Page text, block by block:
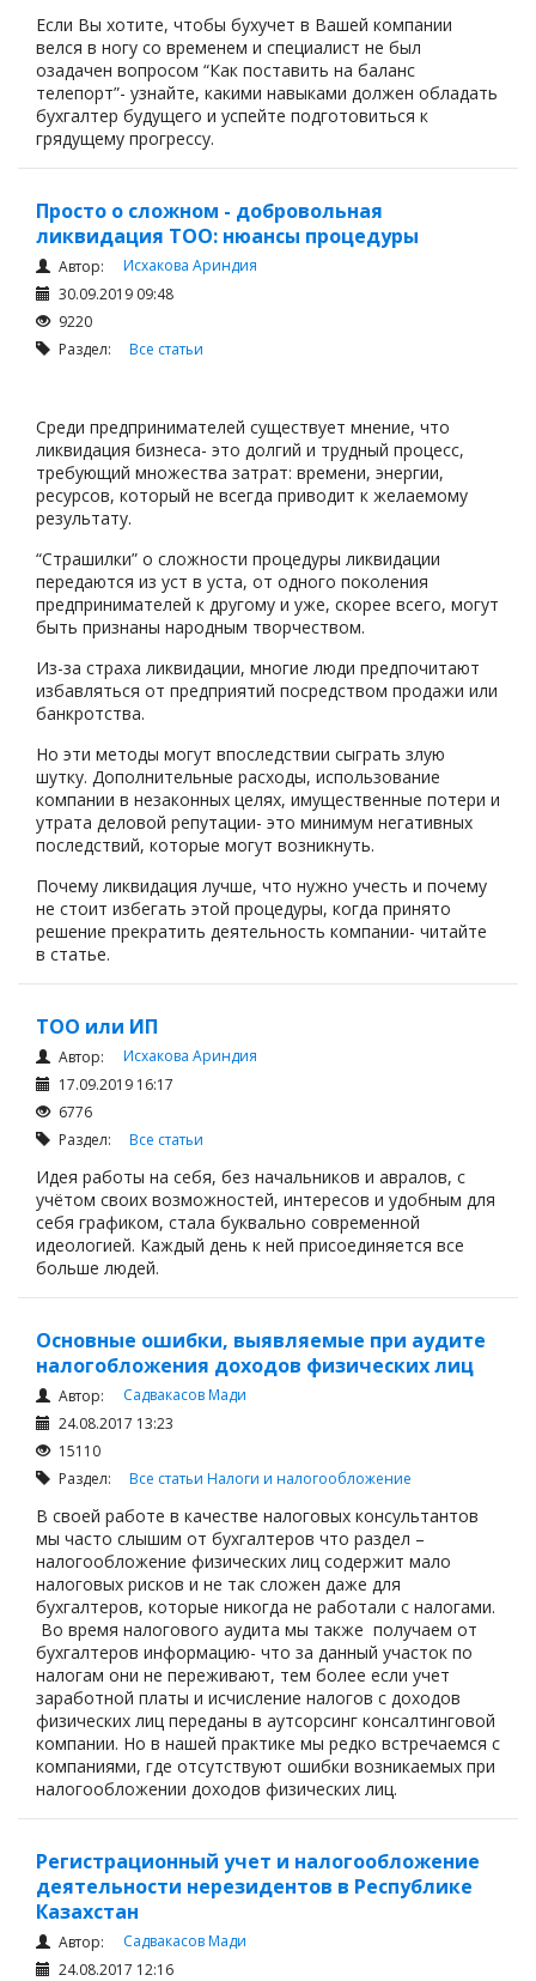
Если Вы хотите, чтобы бухучет в Вашей компании
велся в ногу со временем и специалист не был
озадачен вопросом “Как поставить на баланс
телепорт”- узнайте, какими навыками должен обладать
бухгалтер будущего и успейте подготовиться к
грядущему прогрессу.
Просто о сложном - добровольная
ликвидация ТОО: нюансы процедуры
Автор:
Исхакова Ариндия
30.09.2019 09:48
9220
Раздел: Все статьи
Среди предпринимателей существует мнение, что
ликвидация бизнеса- это долгий и трудный процесс,
требующий множества затрат: времени, энергии,
ресурсов, который не всегда приводит к желаемому
результату.
“Страшилки” о сложности процедуры ликвидации
передаются из уст в уста, от одного поколения
предпринимателей к другому и уже, скорее всего, могут
быть признаны народным творчеством.
Из-за страха ликвидации, многие люди предпочитают
избавляться от предприятий посредством продажи или
банкротства.
Но эти методы могут впоследствии сыграть злую
шутку. Дополнительные расходы, использование
компании в незаконных целях, имущественные потери и
утрата деловой репутации- это минимум негативных
последствий, которые могут возникнуть.
Почему ликвидация лучше, что нужно учесть и почему
не стоит избегать этой процедуры, когда принято
решение прекратить деятельность компании- читайте
в статье.
ТОО или ИП
Автор:
Исхакова Ариндия
17.09.2019 16:17
6776
Раздел: Все статьи
Идея работы на себя, без начальников и авралов, с
учётом своих возможностей, интересов и удобным для
себя графиком, стала буквально современной
идеологией. Каждый день к ней присоединяется все
больше людей.
Основные ошибки, выявляемые при аудите
налогобложения доходов физических лиц
Автор:
Садвакасов Мади
24.08.2017 13:23
15110
Раздел: Все статьи Налоги и налогообложение
В своей работе в качестве налоговых консультантов
мы часто слышим от бухгалтеров что раздел –
налогообложение физических лиц содержит мало
налоговых рисков и не так сложен даже для
бухгалтеров, которые никогда не работали с налогами.
Во время налогового аудита мы также получаем от
бухгалтеров информацию- что за данный участок по
налогам они не переживают, тем более если учет
заработной платы и исчисление налогов с доходов
физических лиц переданы в аутсорсинг консалтинговой
компании. Но в нашей практике мы редко встречаемся с
компаниями, где отсутствуют ошибки возникаемых при
налогообложении доходов физических лиц.
Регистрационный учет и налогообложение
деятельности нерезидентов в Республике
Казахстан
Автор:
Садвакасов Мади
24.08.2017 12:16